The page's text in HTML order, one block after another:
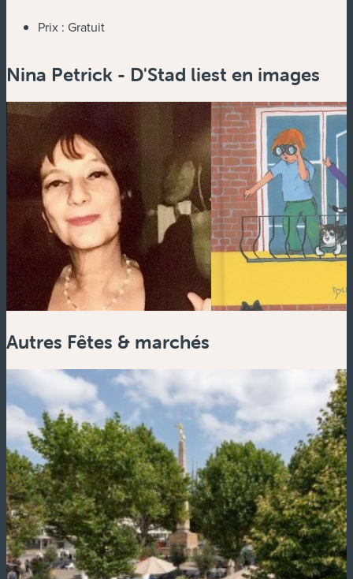
Prix : Gratuit
Nina Petrick - D'Stad liest en images
Autres Fêtes & marchés